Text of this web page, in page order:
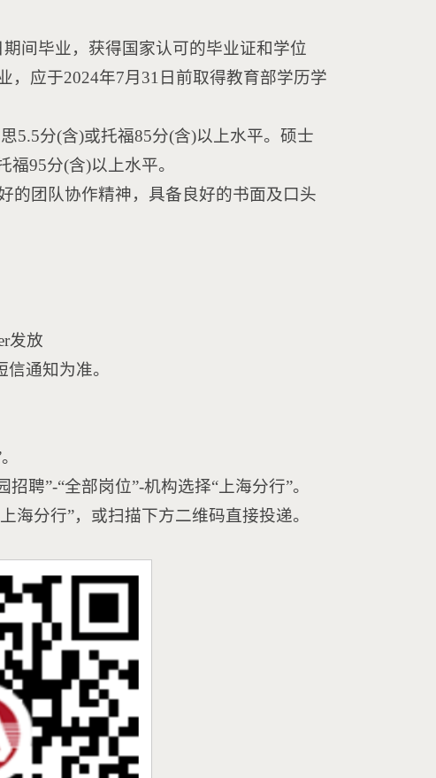
间毕业，获得国家认可的毕业证和学位
，应于2024年7月31日前取得教育部学历学
5.5分(含)或托福85分(含)以上水平。硕士
95分(含)以上水平。
的团队协作精神，具备良好的书面及口头
发放
通知为准。
聘”-“全部岗位”-机构选择“上海分行”。
海分行”，或扫描下方二维码直接投递。